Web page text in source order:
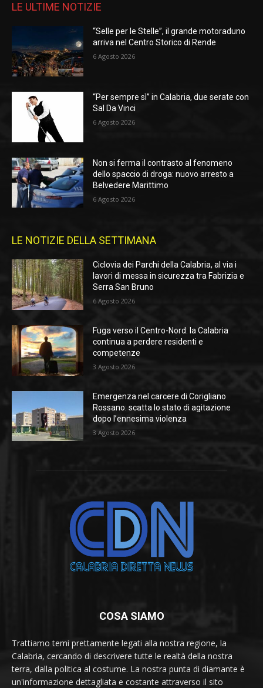
LE ULTIME NOTIZIE
“Selle per le Stelle”, il grande motoraduno
arriva nel Centro Storico di Rende
6 Agosto 2026
“Per sempre sì” in Calabria, due serate con
Sal Da Vinci
6 Agosto 2026
Non si ferma il contrasto al fenomeno
dello spaccio di droga: nuovo arresto a
Belvedere Marittimo
6 Agosto 2026
LE NOTIZIE DELLA SETTIMANA
Ciclovia dei Parchi della Calabria, al via i
lavori di messa in sicurezza tra Fabrizia e
Serra San Bruno
6 Agosto 2026
Fuga verso il Centro-Nord: la Calabria
continua a perdere residenti e
competenze
3 Agosto 2026
Emergenza nel carcere di Corigliano
Rossano: scatta lo stato di agitazione
dopo l’ennesima violenza
3 Agosto 2026
COSA SIAMO
Trattiamo temi prettamente legati alla nostra regione, la
Calabria, cercando di descrivere tutte le realtà della nostra
terra, dalla politica al costume. La nostra punta di diamante è
un'informazione dettagliata e costante attraverso il sito